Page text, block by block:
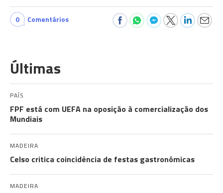
0 Comentários
Últimas
PAÍS
FPF está com UEFA na oposição à comercialização dos
Mundiais
MADEIRA
Celso critica coincidência de festas gastronómicas
MADEIRA